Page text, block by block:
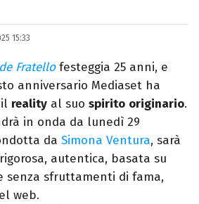
non possono mancare, il
insieme a un romanzo di
15:33
Fratellofesteggia 25 anni, e
anniversario Mediaset ha
reality al suo spirito originario.
in onda da lunedì 29
da Simona Ventura, sarà
rigorosa, autentica, basata su
senza sfruttamenti di fama,
web.